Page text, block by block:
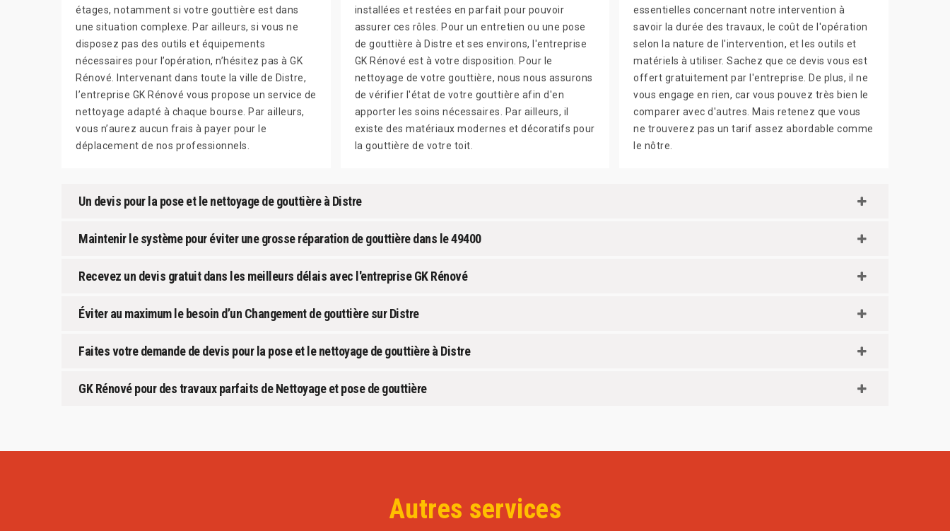
étages, notamment si votre gouttière est dans
une situation complexe. Par ailleurs, si vous ne
disposez pas des outils et équipements
nécessaires pour l’opération, n’hésitez pas à GK
Rénové. Intervenant dans toute la ville de Distre,
l’entreprise GK Rénové vous propose un service de
nettoyage adapté à chaque bourse. Par ailleurs,
vous n’aurez aucun frais à payer pour le
déplacement de nos professionnels.
installées et restées en parfait pour pouvoir
assurer ces rôles. Pour un entretien ou une pose
de gouttière à Distre et ses environs, l'entreprise
GK Rénové est à votre disposition. Pour le
nettoyage de votre gouttière, nous nous assurons
de vérifier l'état de votre gouttière afin d'en
apporter les soins nécessaires. Par ailleurs, il
existe des matériaux modernes et décoratifs pour
la gouttière de votre toit.
essentielles concernant notre intervention à
savoir la durée des travaux, le coût de l'opération
selon la nature de l'intervention, et les outils et
matériels à utiliser. Sachez que ce devis vous est
offert gratuitement par l'entreprise. De plus, il ne
vous engage en rien, car vous pouvez très bien le
comparer avec d'autres. Mais retenez que vous
ne trouverez pas un tarif assez abordable comme
le nôtre.
Un devis pour la pose et le nettoyage de gouttière à Distre
Maintenir le système pour éviter une grosse réparation de gouttière dans le 49400
Recevez un devis gratuit dans les meilleurs délais avec l'entreprise GK Rénové
Éviter au maximum le besoin d’un Changement de gouttière sur Distre
Faites votre demande de devis pour la pose et le nettoyage de gouttière à Distre
GK Rénové pour des travaux parfaits de Nettoyage et pose de gouttière
Autres services